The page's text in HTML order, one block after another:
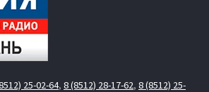
25-02-64, 8 (8512) 28-17-62, 8 (8512) 25-